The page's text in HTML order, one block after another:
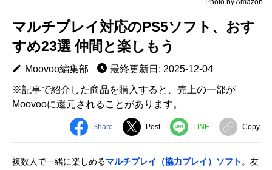
Photo by Amazon
マルチプレイ対応のPS5ソフト、おす
すめ23選 仲間と楽しもう
Moovoo編集部
最終更新日: 2025-12-04
※記事で紹介した商品を購入すると、売上の一部が
Moovooに還元されることがあります。
Share Post LINE Copy
複数人で一緒に楽しめるマルチプレイ（協力プレイ）ソフト 。友